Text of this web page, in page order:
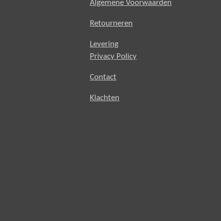
Algemene Voorwaarden
Retourneren
Levering
Privacy Policy
Contact
Klachten